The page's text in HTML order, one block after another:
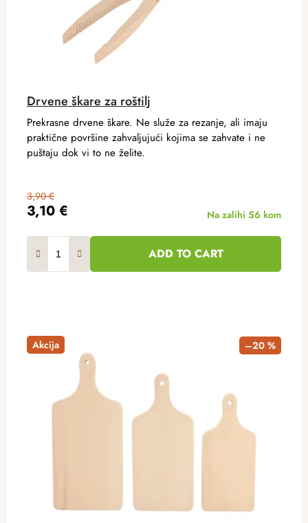
Drvene škare za roštilj
3,10 €
3,90 €
Na zalihi 56 kom
ADD TO CART
Prekrasne drvene škare. Ne služe za rezanje, ali imaju
praktične površine zahvaljujući kojima se zahvate i ne
puštaju dok vi to ne želite.
Akcija –20 %